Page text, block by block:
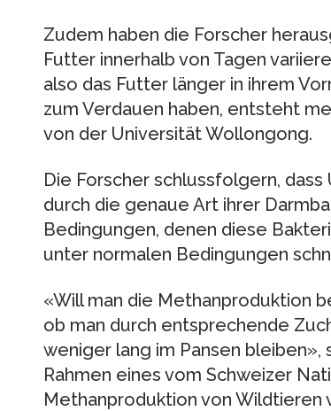
Zudem haben die Forscher
Futter innerhalb von Tagen
also das Futter länger in ihrem
zum Verdauen haben, entsteht
von der Universität Wollongong.
Die Forscher schlussfolgern,
durch die genaue Art ihrer
Bedingungen, denen diese
unter normalen Bedingungen
«Will man die Methanproduktion
ob man durch entsprechende
weniger lang im Pansen bleiben»,
Rahmen eines vom Schweizer
Methanproduktion von Wildtieren